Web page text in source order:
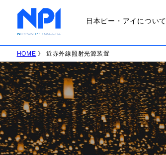
日本ピー・アイについて
ランプ
会社概要
HOME 》 近赤外線照射光源装置